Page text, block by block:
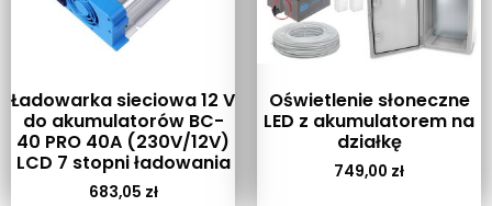
Ładowarka sieciowa 12 V
do akumulatorów BC-
40 PRO 40A (230V/12V)
LCD 7 stopni ładowania
683,05 zł
Oświetlenie słoneczne
LED z akumulatorem na
działkę
749,00 zł